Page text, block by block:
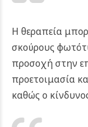
Η θεραπεία
σκούρους
προσοχή στην
προετοιμασία
καθώς ο